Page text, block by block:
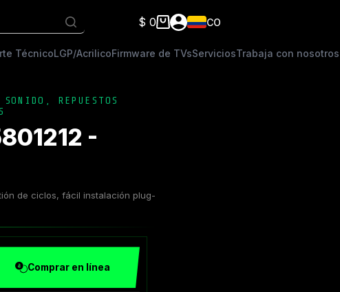
Carro
compra
$ 0 CO
TécnicoLGP/AcrilicoFirmware de TVsServiciosTrabaja con nosotros
REPUESTOS
-
de ciclos, fácil instalación plug-
Comprar en línea